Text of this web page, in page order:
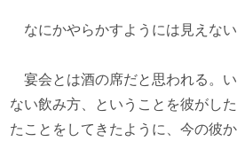
なにかやらかすようには見えない
宴会とは酒の席だと思われる。
ない飲み方、ということを彼がし
たことをしてきたように、今の彼